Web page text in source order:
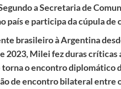
a Secretaria de
país e participa da cúpula de
brasileiro à Argentina
2023, Milei fez duras críticas
torna o encontro diplomático
de encontro bilateral entre